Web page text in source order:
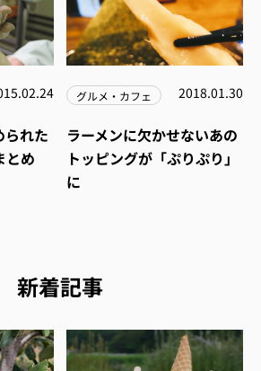
られた
とめ
グルメ・カフェ 2018.01.30
ラーメンに欠かせないあの
トッピングが「ぷりぷり」
に
新着記事